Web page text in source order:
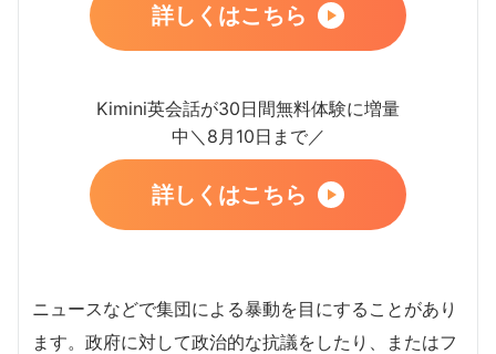
詳しくはこちら
Kimini英会話が30日間無料体験に増量
中＼8月10日まで／
詳しくはこちら
ニュースなどで集団による暴動を目にすることがあり
ます。政府に対して政治的な抗議をしたり、またはフ